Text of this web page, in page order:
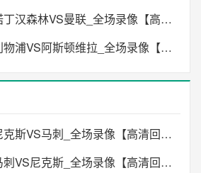
2026年05月17日 诺丁汉森林VS曼联_全场录像【高清回放】
2026年05月16日 利物浦VS阿斯顿维拉_全场录像【高清回放】
2026年06月14日 尼克斯VS马刺_全场录像【高清回放】
2026年06月11日 马刺VS尼克斯_全场录像【高清回放】